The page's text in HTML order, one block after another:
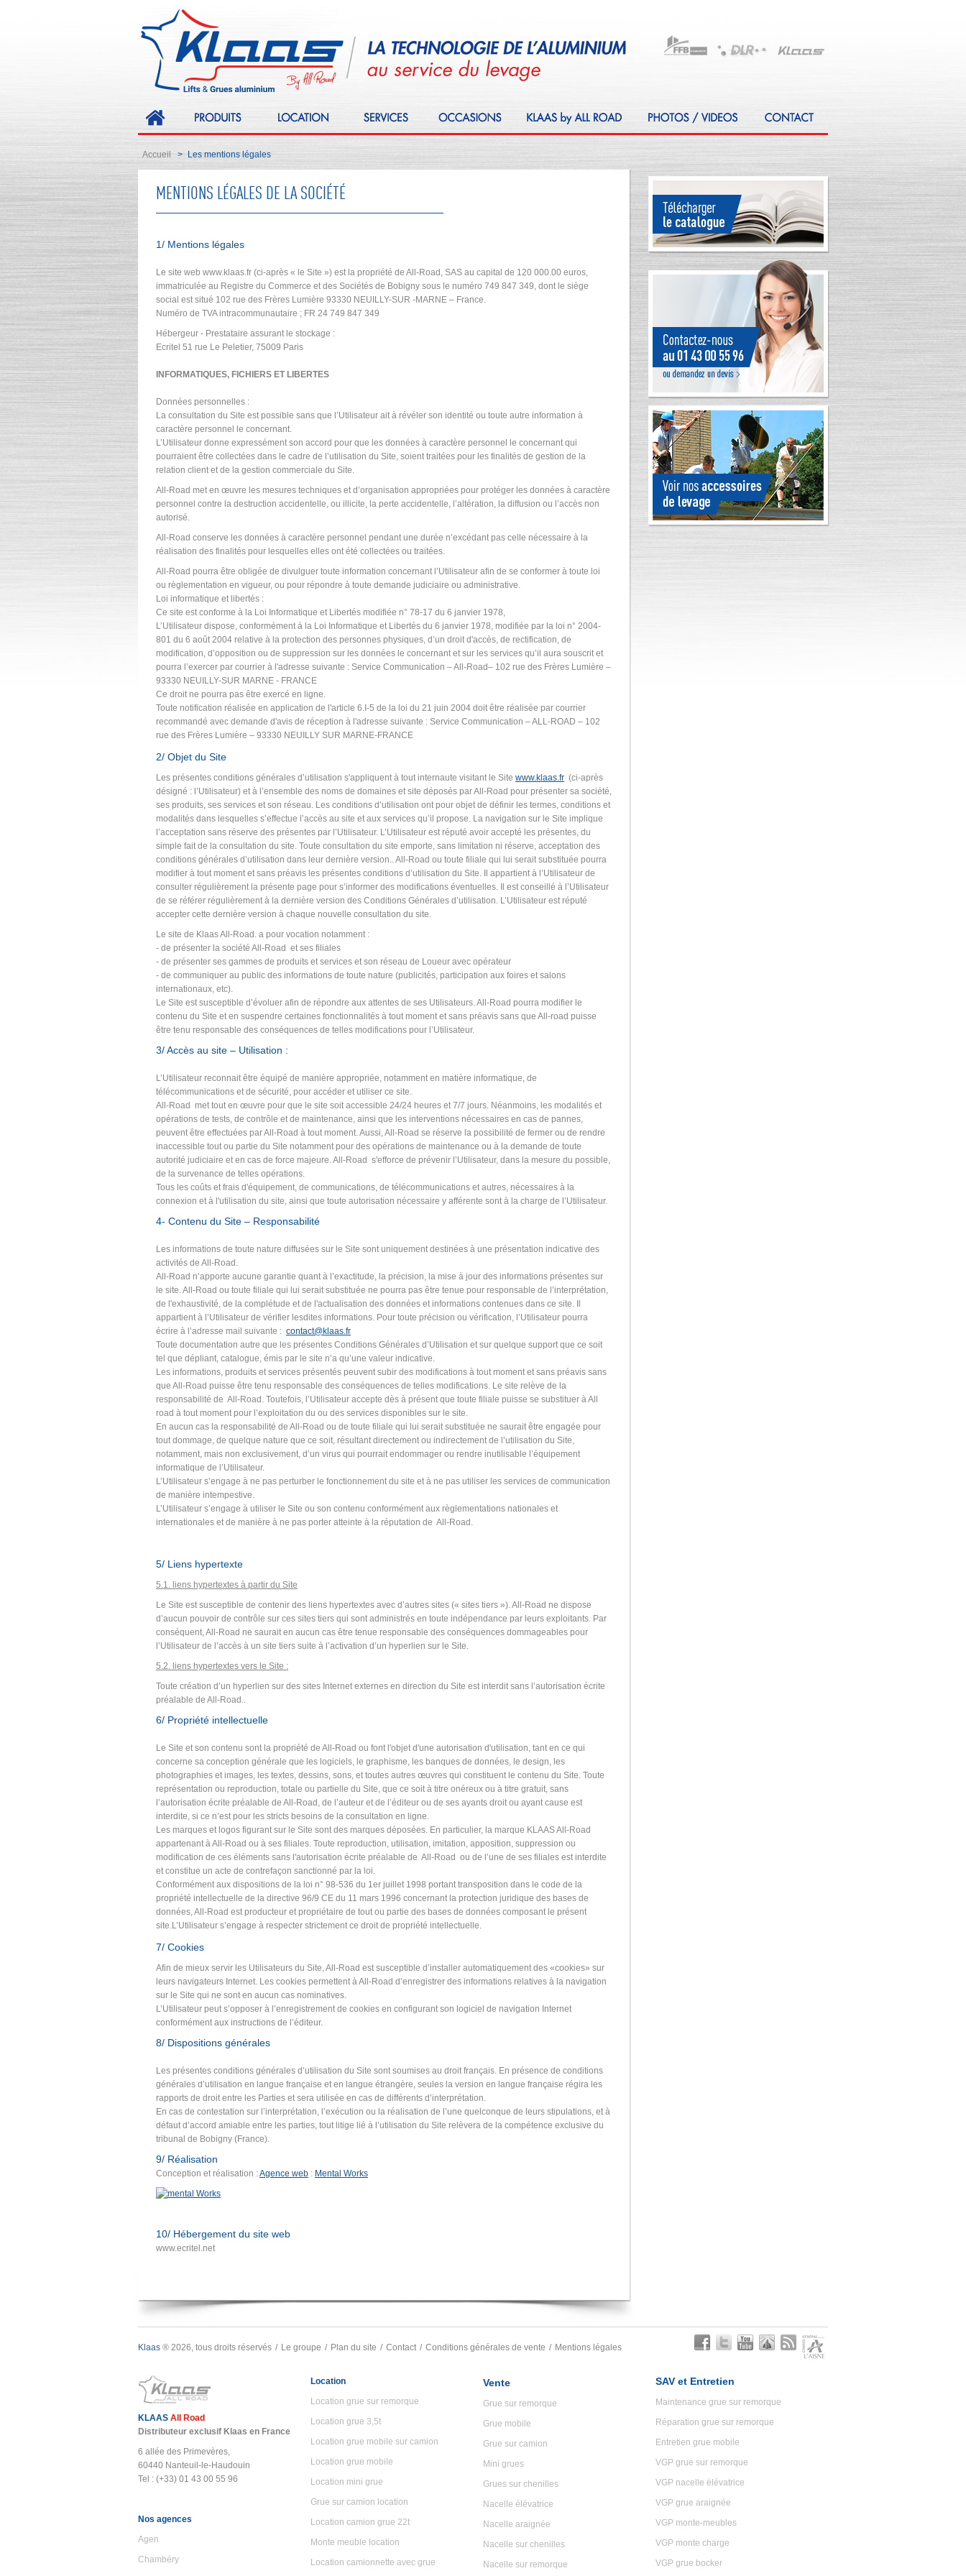
Accueil > Les mentions légales
MENTIONS LÉGALES DE LA SOCIÉTÉ
1/ Mentions légales
Le site web www.klaas.fr (ci-après « le Site ») est la propriété de All-Road, SAS au capital de 120 000.00 euros,
immatriculée au Registre du Commerce et des Sociétés de Bobigny sous le numéro 749 847 349, dont le siège
social est situé 102 rue des Frères Lumière 93330 NEUILLY-SUR -MARNE – France.
Numéro de TVA intracommunautaire ; FR 24 749 847 349
Hébergeur - Prestataire assurant le stockage :
Ecritel 51 rue Le Peletier, 75009 Paris
INFORMATIQUES, FICHIERS ET LIBERTES
Données personnelles :
La consultation du Site est possible sans que l’Utilisateur ait à révéler son identité ou toute autre information à
caractère personnel le concernant.
L’Utilisateur donne expressément son accord pour que les données à caractère personnel le concernant qui
pourraient être collectées dans le cadre de l’utilisation du Site, soient traitées pour les finalités de gestion de la
relation client et de la gestion commerciale du Site.
All-Road met en œuvre les mesures techniques et d’organisation appropriées pour protéger les données à caractère
personnel contre la destruction accidentelle, ou illicite, la perte accidentelle, l’altération, la diffusion ou l’accès non
autorisé.
All-Road conserve les données à caractère personnel pendant une durée n’excédant pas celle nécessaire à la
réalisation des finalités pour lesquelles elles ont été collectées ou traitées.
All-Road pourra être obligée de divulguer toute information concernant l’Utilisateur afin de se conformer à toute loi
ou règlementation en vigueur, ou pour répondre à toute demande judiciaire ou administrative.
Loi informatique et libertés :
Ce site est conforme à la Loi Informatique et Libertés modifiée n° 78-17 du 6 janvier 1978,
L’Utilisateur dispose, conformément à la Loi Informatique et Libertés du 6 janvier 1978, modifiée par la loi n° 2004-
801 du 6 août 2004 relative à la protection des personnes physiques, d’un droit d'accès, de rectification, de
modification, d’opposition ou de suppression sur les données le concernant et sur les services qu’il aura souscrit et
pourra l’exercer par courrier à l'adresse suivante : Service Communication – All-Road– 102 rue des Frères Lumière –
93330 NEUILLY-SUR MARNE - FRANCE
Ce droit ne pourra pas être exercé en ligne.
Toute notification réalisée en application de l'article 6.I-5 de la loi du 21 juin 2004 doit être réalisée par courrier
recommandé avec demande d'avis de réception à l'adresse suivante : Service Communication – ALL-ROAD – 102
rue des Frères Lumière – 93330 NEUILLY SUR MARNE-FRANCE
2/ Objet du Site
Les présentes conditions générales d’utilisation s'appliquent à tout internaute visitant le Site www.klaas.fr (ci-après
désigné : l’Utilisateur) et à l’ensemble des noms de domaines et site déposés par All-Road pour présenter sa société,
ses produits, ses services et son réseau. Les conditions d’utilisation ont pour objet de définir les termes, conditions et
modalités dans lesquelles s’effectue l’accès au site et aux services qu’il propose. La navigation sur le Site implique
l’acceptation sans réserve des présentes par l’Utilisateur. L’Utilisateur est réputé avoir accepté les présentes, du
simple fait de la consultation du site. Toute consultation du site emporte, sans limitation ni réserve, acceptation des
conditions générales d’utilisation dans leur dernière version.. All-Road ou toute filiale qui lui serait substituée pourra
modifier à tout moment et sans préavis les présentes conditions d’utilisation du Site. Il appartient à l’Utilisateur de
consulter régulièrement la présente page pour s’informer des modifications éventuelles. Il est conseillé à l’Utilisateur
de se référer régulièrement à la dernière version des Conditions Générales d’utilisation. L’Utilisateur est réputé
accepter cette dernière version à chaque nouvelle consultation du site.
Le site de Klaas All-Road. a pour vocation notamment :
- de présenter la société All-Road et ses filiales
- de présenter ses gammes de produits et services et son réseau de Loueur avec opérateur
- de communiquer au public des informations de toute nature (publicités, participation aux foires et salons
internationaux, etc).
Le Site est susceptible d’évoluer afin de répondre aux attentes de ses Utilisateurs. All-Road pourra modifier le
contenu du Site et en suspendre certaines fonctionnalités à tout moment et sans préavis sans que All-road puisse
être tenu responsable des conséquences de telles modifications pour l’Utilisateur.
3/ Accès au site – Utilisation :
L’Utilisateur reconnait être équipé de manière appropriée, notamment en matière informatique, de
télécommunications et de sécurité, pour accéder et utiliser ce site.
All-Road met tout en œuvre pour que le site soit accessible 24/24 heures et 7/7 jours. Néanmoins, les modalités et
opérations de tests, de contrôle et de maintenance, ainsi que les interventions nécessaires en cas de pannes,
peuvent être effectuées par All-Road à tout moment. Aussi, All-Road se réserve la possibilité de fermer ou de rendre
inaccessible tout ou partie du Site notamment pour des opérations de maintenance ou à la demande de toute
autorité judiciaire et en cas de force majeure. All-Road s'efforce de prévenir l’Utilisateur, dans la mesure du possible,
de la survenance de telles opérations.
Tous les coûts et frais d'équipement, de communications, de télécommunications et autres, nécessaires à la
connexion et à l'utilisation du site, ainsi que toute autorisation nécessaire y afférente sont à la charge de l’Utilisateur.
4- Contenu du Site – Responsabilité
Les informations de toute nature diffusées sur le Site sont uniquement destinées à une présentation indicative des
activités de All-Road.
All-Road n’apporte aucune garantie quant à l’exactitude, la précision, la mise à jour des informations présentes sur
le site. All-Road ou toute filiale qui lui serait substituée ne pourra pas être tenue pour responsable de l’interprétation,
de l'exhaustivité, de la complétude et de l'actualisation des données et informations contenues dans ce site. Il
appartient à l’Utilisateur de vérifier lesdites informations. Pour toute précision ou vérification, l’Utilisateur pourra
écrire à l’adresse mail suivante : contact@klaas.fr
Toute documentation autre que les présentes Conditions Générales d’Utilisation et sur quelque support que ce soit
tel que dépliant, catalogue, émis par le site n’a qu’une valeur indicative.
Les informations, produits et services présentés peuvent subir des modifications à tout moment et sans préavis sans
que All-Road puisse être tenu responsable des conséquences de telles modifications. Le site relève de la
responsabilité de All-Road. Toutefois, l’Utilisateur accepte dès à présent que toute filiale puisse se substituer à All
road à tout moment pour l’exploitation du ou des services disponibles sur le site.
En aucun cas la responsabilité de All-Road ou de toute filiale qui lui serait substituée ne saurait être engagée pour
tout dommage, de quelque nature que ce soit, résultant directement ou indirectement de l’utilisation du Site,
notamment, mais non exclusivement, d’un virus qui pourrait endommager ou rendre inutilisable l’équipement
informatique de l’Utilisateur.
L’Utilisateur s’engage à ne pas perturber le fonctionnement du site et à ne pas utiliser les services de communication
de manière intempestive.
L’Utilisateur s’engage à utiliser le Site ou son contenu conformément aux règlementations nationales et
internationales et de manière à ne pas porter atteinte à la réputation de All-Road.
5/ Liens hypertexte
5.1. liens hypertextes à partir du Site
Le Site est susceptible de contenir des liens hypertextes avec d’autres sites (« sites tiers »). All-Road ne dispose
d’aucun pouvoir de contrôle sur ces sites tiers qui sont administrés en toute indépendance par leurs exploitants. Par
conséquent, All-Road ne saurait en aucun cas être tenue responsable des conséquences dommageables pour
l’Utilisateur de l’accès à un site tiers suite à l’activation d’un hyperlien sur le Site.
5.2. liens hypertextes vers le Site :
Toute création d’un hyperlien sur des sites Internet externes en direction du Site est interdit sans l’autorisation écrite
préalable de All-Road..
6/ Propriété intellectuelle
Le Site et son contenu sont la propriété de All-Road ou font l'objet d'une autorisation d'utilisation, tant en ce qui
concerne sa conception générale que les logiciels, le graphisme, les banques de données, le design, les
photographies et images, les textes, dessins, sons, et toutes autres œuvres qui constituent le contenu du Site. Toute
représentation ou reproduction, totale ou partielle du Site, que ce soit à titre onéreux ou à titre gratuit, sans
l’autorisation écrite préalable de All-Road, de l’auteur et de l’éditeur ou de ses ayants droit ou ayant cause est
interdite, si ce n’est pour les stricts besoins de la consultation en ligne.
Les marques et logos figurant sur le Site sont des marques déposées. En particulier, la marque KLAAS All-Road
appartenant à All-Road ou à ses filiales. Toute reproduction, utilisation, imitation, apposition, suppression ou
modification de ces éléments sans l'autorisation écrite préalable de All-Road ou de l’une de ses filiales est interdite
et constitue un acte de contrefaçon sanctionné par la loi.
Conformément aux dispositions de la loi n° 98-536 du 1er juillet 1998 portant transposition dans le code de la
propriété intellectuelle de la directive 96/9 CE du 11 mars 1996 concernant la protection juridique des bases de
données, All-Road est producteur et propriétaire de tout ou partie des bases de données composant le présent
site.L’Utilisateur s’engage à respecter strictement ce droit de propriété intellectuelle.
7/ Cookies
Afin de mieux servir les Utilisateurs du Site, All-Road est susceptible d’installer automatiquement des «cookies» sur
leurs navigateurs Internet. Les cookies permettent à All-Road d’enregistrer des informations relatives à la navigation
sur le Site qui ne sont en aucun cas nominatives.
L’Utilisateur peut s’opposer à l’enregistrement de cookies en configurant son logiciel de navigation Internet
conformément aux instructions de l’éditeur.
8/ Dispositions générales
Les présentes conditions générales d’utilisation du Site sont soumises au droit français. En présence de conditions
générales d’utilisation en langue française et en langue étrangère, seules la version en langue française régira les
rapports de droit entre les Parties et sera utilisée en cas de différents d’interprétation.
En cas de contestation sur l’interprétation, l’exécution ou la réalisation de l’une quelconque de leurs stipulations, et à
défaut d’accord amiable entre les parties, tout litige lié à l’utilisation du Site relèvera de la compétence exclusive du
tribunal de Bobigny (France).
9/ Réalisation
Conception et réalisation :Agence web : Mental Works
10/ Hébergement du site web
www.ecritel.net
Klaas ® 2026, tous droits réservés Le groupe Plan du site Contact Conditions générales de vente Mentions légales
KLAAS All Road
Distributeur exclusif Klaas en France
6 allée des Primevères,
60440 Nanteuil-le-Haudouin
Tel : (+33) 01 43 00 55 96
Nos agences
Agen
Chambéry
Location
Location grue sur remorque
Location grue 3,5t
Location grue mobile sur camion
Location grue mobile
Location mini grue
Grue sur camion location
Location camion grue 22t
Monte meuble location
Location camionnette avec grue
Vente
Grue sur remorque
Grue mobile
Grue sur camion
Mini grues
Grues sur chenilles
Nacelle élévatrice
Nacelle araignée
Nacelle sur chenilles
Nacelle sur remorque
SAV et Entretien
Maintenance grue sur remorque
Réparation grue sur remorque
Entretien grue mobile
VGP grue sur remorque
VGP nacelle élévatrice
VGP grue araignée
VGP monte-meubles
VGP monte charge
VGP grue bocker